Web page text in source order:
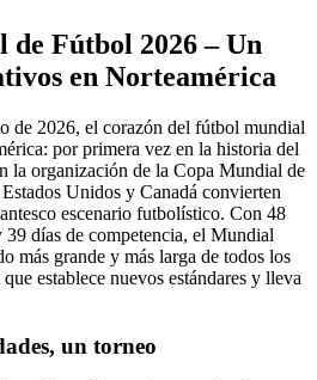
Fútbol 2026 – Un
en Norteamérica
de 2026, el corazón del fútbol mundial
por primera vez en la historia del
la organización de la Copa Mundial de
Unidos y Canadá convierten
escenario futbolístico. Con 48
días de competencia, el Mundial
más grande y más larga de todos los
establece nuevos estándares y lleva
un torneo